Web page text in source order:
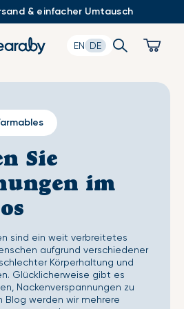
& einfacher Umtausch
EN DE Search Cart
Sie
im
sind ein weit verbreitetes
aufgrund verschiedener
Körperhaltung und
Glücklicherweise gibt es
Nackenverspannungen zu
Blog werden wir mehrere